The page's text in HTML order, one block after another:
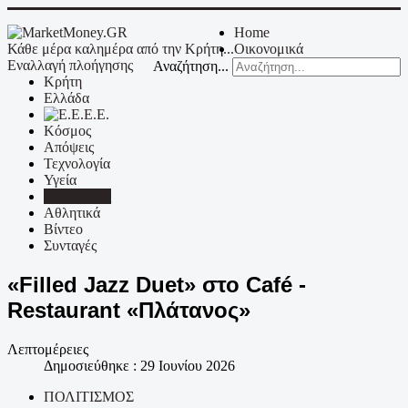
Κάθε μέρα καλημέρα από την Κρήτη...
Αναζήτηση...
Εναλλαγή πλοήγησης
Home
Οικονομικά
Κρήτη
Ελλάδα
Ε.Ε.
Κόσμος
Απόψεις
Τεχνολογία
Υγεία
Αθλητικά
Βίντεο
Συνταγές
«Filled Jazz Duet» στο Café -
Restaurant «Πλάτανος»
Λεπτομέρειες
Δημοσιεύθηκε : 29 Ιουνίου 2026
ΠΟΛΙΤΙΣΜΟΣ